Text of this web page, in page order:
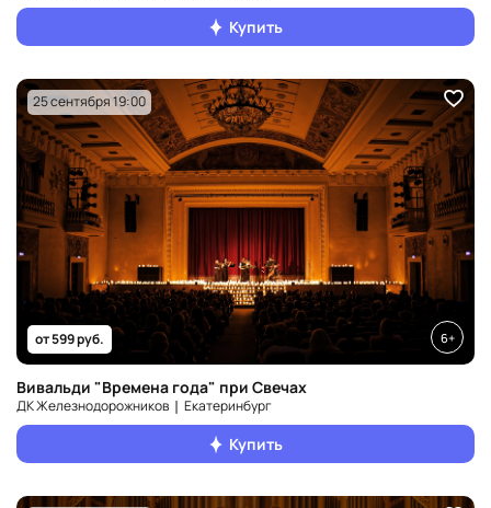
Купить
25 сентября 19:00
от 599 руб. 6+
Вивальди "Времена года" при Свечах
ДК Железнодорожников ❘ Екатеринбург
Купить